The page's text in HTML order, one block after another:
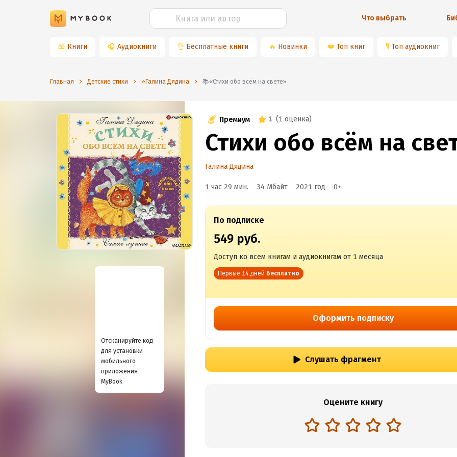
Что выбрать
📖 Книги 🎧 Аудиокниги 👌 Бесплатные книги 🔥 Новинки ❤️ Топ книг 🎙 Топ аудиокниг
Главная Детские стихи ⭐️Галина Дядина 📚«Стихи обо всём на свете»
Отсканируйте код
для установки
мобильного
приложения
MyBook
Премиум 1 (1 оценка)
Стихи обо всём на
Галина Дядина
1 час 29 мин. 34 Мбайт 2021 год 0+
По подписке
549 руб.
Доступ ко всем книгам и аудиокнигам от 1 месяца
Первые 14 дней бесплатно
Оформить подписку
Слушать фрагмент
Оцените книгу